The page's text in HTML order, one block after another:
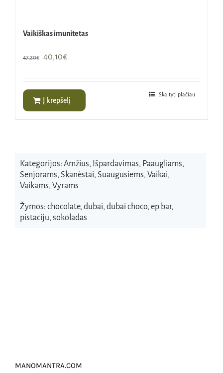
Vaikiškas imunitetas
47,20€
Original
40,10€Current
40,10€.
Į krepšelį
Skaityti plačiau
Kategorijos: Amžius, Išpardavimas, Paaugliams,
Senjorams, Skanėstai, Suaugusiems, Vaikai,
Vaikams, Vyrams
Žymos: chocolate, dubai, dubai choco, ep bar,
pistaciju, sokoladas
MANOMANTRA.COM